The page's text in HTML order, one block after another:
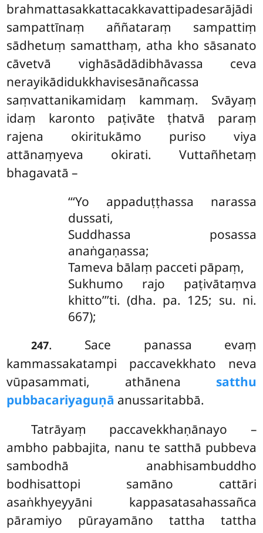
brahmattasakkattacakkavattipadesarājādi
sampattīnaṃ aññataraṃ sampattiṃ
sādhetuṃ samatthaṃ, atha kho sāsanato
cāvetvā vighāsādādibhāvassa ceva
nerayikādidukkhavisesānañcassa
saṃvattanikamidaṃ kammaṃ. Svāyaṃ
idaṃ karonto paṭivāte ṭhatvā paraṃ
rajena okiritukāmo puriso viya
attānaṃyeva okirati. Vuttañhetaṃ
bhagavatā –
‘‘‘Yo appaduṭṭhassa narassa
dussati,
Suddhassa posassa
anaṅgaṇassa;
Tameva bālaṃ pacceti pāpaṃ,
Sukhumo rajo paṭivātaṃva
khitto’’’ti. (dha. pa. 125; su. ni.
667);
247. Sace panassa evaṃ
kammassakatampi paccavekkhato neva
vūpasammati, athānena satthu
pubbacariyaguṇā anussaritabbā.
Tatrāyaṃ paccavekkhaṇānayo –
ambho pabbajita, nanu te satthā pubbeva
sambodhā anabhisambuddho
bodhisattopi samāno cattāri
asaṅkhyeyyāni kappasatasahassañca
pāramiyo pūrayamāno tattha tattha